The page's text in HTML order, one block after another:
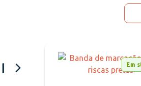
Em